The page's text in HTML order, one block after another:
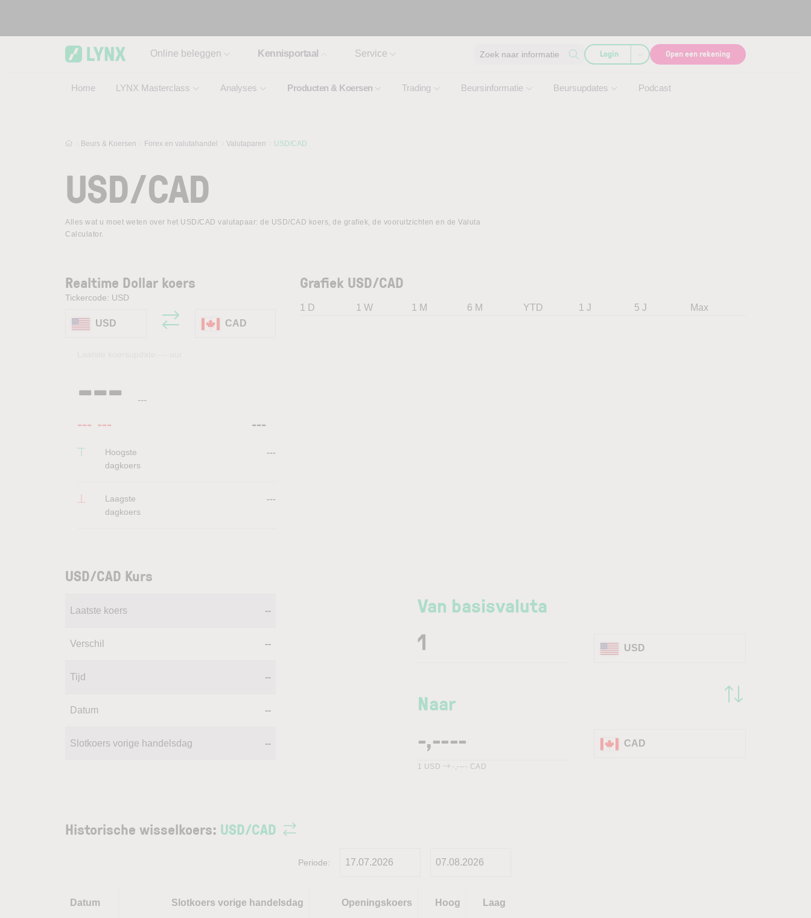
Online beleggen Kennisportaal
Home LYNX Masterclass Analyses Producten & Koersen Trading Beursinformatie Beursupdates Podcast
Service Zoek naar informatie Login Open een rekening
Beurs & Koersen Forex en valutahandel Valutaparen USD/CAD
USD/CAD
Alles wat u moet weten over het USD/CAD valutapaar: de USD/CAD koers, de grafiek, de vooruitzichten en de Valuta
Calculator.
Realtime Dollar koers
Tickercode: USD
USD CAD
--- ---
--- --- ---
Hoogste
dagkoers
---
Laagste
dagkoers
---
Grafiek USD/CAD
1 D 1 W 1 M 6 M YTD 1 J 5 J Max
USD/CAD Kurs
Laatste koers --
Verschil --
Tijd --
Datum --
Slotkoers vorige handelsdag --
Van basisvaluta
Naar
USD
CAD
1 USD -,---- CAD
Historische wisselkoers: USD/CAD
Periode:
Datum Slotkoers vorige handelsdag Openingskoers Hoog Laag